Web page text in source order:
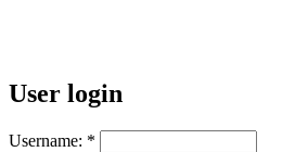
User login
Username: *